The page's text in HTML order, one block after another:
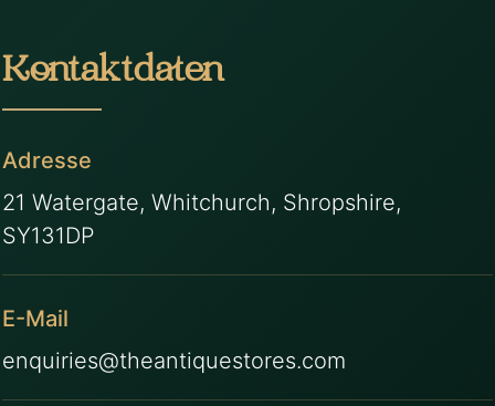
Kontaktdaten
Adresse
21 Watergate, Whitchurch, Shropshire,
SY131DP
E-Mail
enquiries@theantiquestores.com